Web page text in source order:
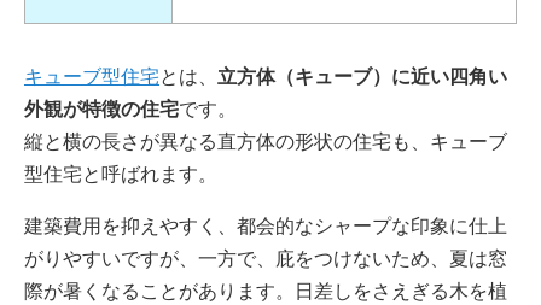
キューブ型住宅とは、 立方体（キューブ）に近い四角い
外観が特徴の住宅です。
縦と横の長さが異なる直方体の形状の住宅も、キューブ
型住宅と呼ばれます。
建築費用を抑えやすく、都会的なシャープな印象に仕上
がりやすいですが、一方で、庇をつけないため、夏は窓
際が暑くなることがあります。日差しをさえぎる木を植